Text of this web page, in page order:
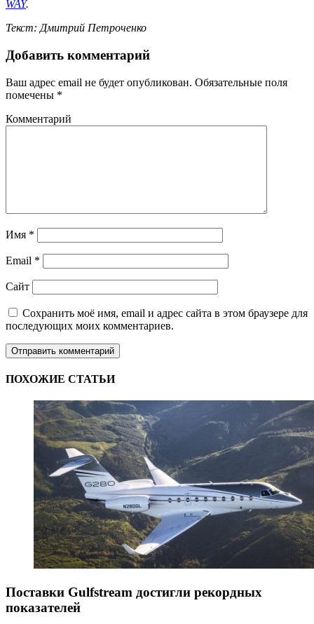
WAY.
Текст: Дмитрий Петроченко
Добавить комментарий
Ваш адрес email не будет опубликован. Обязательные поля
помечены *
Комментарий
Имя *
Email *
Сайт
Сохранить моё имя, email и адрес сайта в этом браузере для
последующих моих комментариев.
ПОХОЖИЕ СТАТЬИ
Поставки Gulfstream достигли рекордных
показателей